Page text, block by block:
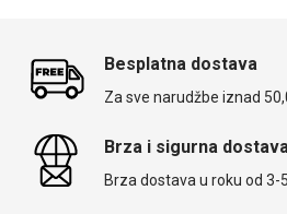
Besplatna dostava
Za sve narudžbe iznad
Brza i sigurna
Brza dostava u roku od 3-